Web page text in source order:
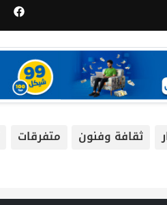
ثقافة وفنون متفرقات